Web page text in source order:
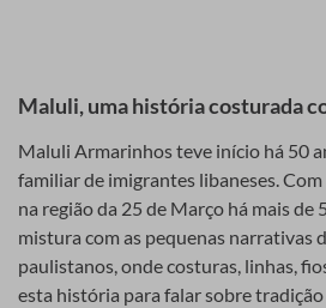
Artesanato
A escolha do botão magnético traz
os artesãos. Entre as principais
destacar:
1. Facilidade de Uso
Maluli, uma história costurada
Maluli Armarinhos teve início há 50
familiar de imigrantes libaneses.
na região da 25 de Março há mais de
mistura com as pequenas narrativas
paulistanos, onde costuras, linhas,
esta história para falar sobre